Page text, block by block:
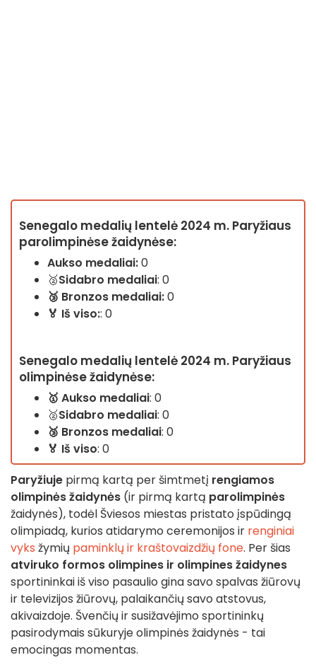
Senegalo medalių lentelė 2024 m. Paryžiaus
parolimpinėse žaidynėse:
Aukso medaliai:0
🥈Sidabro medaliai: 0
🥉 Bronzos medaliai:0
🏅 Iš viso:: 0
Senegalo medalių lentelė 2024 m. Paryžiaus
olimpinėse žaidynėse:
🥇 Aukso medaliai: 0
🥈Sidabro medaliai: 0
🥉 Bronzos medaliai: 0
🏅 Iš viso: 0
Paryžiuje pirmą kartą per šimtmetį rengiamos
olimpinės žaidynės (ir pirmą kartą parolimpinės
žaidynės), todėl Šviesos miestas pristato įspūdingą
olimpiadą, kurios atidarymo ceremonijos ir renginiai
vyks žymių paminklų ir kraštovaizdžių fone. Per šias
atviruko formos olimpines ir olimpines žaidynes
sportininkai iš viso pasaulio gina savo spalvas žiūrovų
ir televizijos žiūrovų, palaikančių savo atstovus,
akivaizdoje. Švenčių ir susižavėjimo sportininkų
pasirodymais sūkuryje olimpinės žaidynės - tai
emocingas momentas.